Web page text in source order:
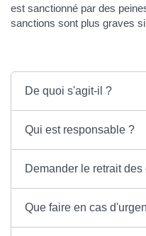
est sanctionné par des
sanctions sont plus graves
De quoi s'agit-il ?
Qui est responsable ?
Demander le retrait des
Que faire en cas